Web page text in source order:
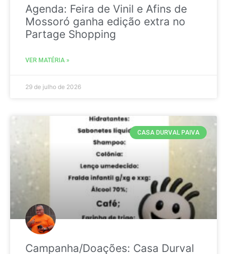
Agenda: Feira de Vinil e Afins de
Mossoró ganha edição extra no
Partage Shopping
VER MATÉRIA »
29 de julho de 2026
CASA DURVAL PAIVA
Campanha/Doações: Casa Durval